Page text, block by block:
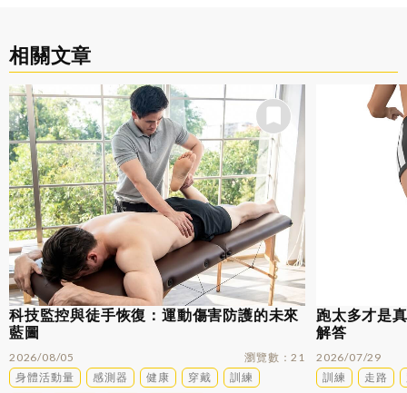
相關文章
科技監控與徒手恢復：運動傷害防護的未來
藍圖
2026/08/05 瀏覽數
21
身體活動量
感測器 健康 穿戴
訓練
跑太多才是
解答
2026/07/29
訓練
走路